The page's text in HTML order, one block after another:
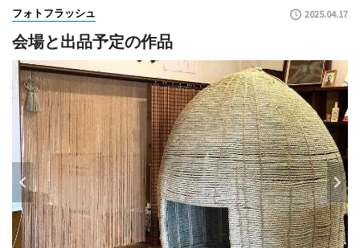
フォトフラッシュ 2025.04.17
会場と出品予定の作品